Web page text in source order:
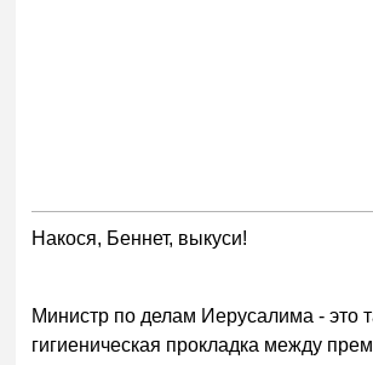
Накося, Беннет, выкуси!
Министр по делам Иерусалима - это
гигиеническая прокладка между